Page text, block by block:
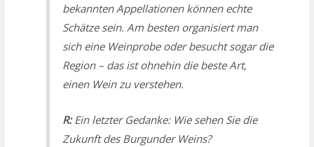
bekannten Appellationen können echte
Schätze sein. Am besten organisiert man
sich eine Weinprobe oder besucht sogar die
Region – das ist ohnehin die beste Art,
einen Wein zu verstehen.
R:Ein letzter Gedanke: Wie sehen Sie die
Zukunft des Burgunder Weins?